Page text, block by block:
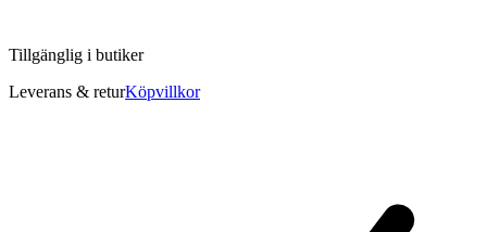
Tillgänglig i butiker
Leverans & returKöpvillkor